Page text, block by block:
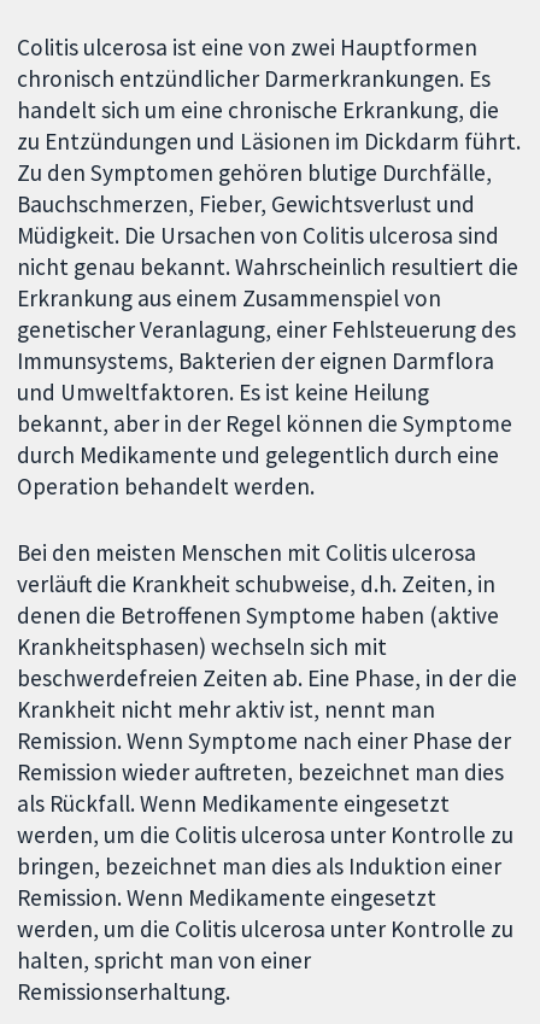
Colitis ulcerosa ist eine von zwei Hauptformen
chronisch entzündlicher Darmerkrankungen. Es
handelt sich um eine chronische Erkrankung, die
zu Entzündungen und Läsionen im Dickdarm führt.
Zu den Symptomen gehören blutige Durchfälle,
Bauchschmerzen, Fieber, Gewichtsverlust und
Müdigkeit. Die Ursachen von Colitis ulcerosa sind
nicht genau bekannt. Wahrscheinlich resultiert die
Erkrankung aus einem Zusammenspiel von
genetischer Veranlagung, einer Fehlsteuerung des
Immunsystems, Bakterien der eignen Darmflora
und Umweltfaktoren. Es ist keine Heilung
bekannt, aber in der Regel können die Symptome
durch Medikamente und gelegentlich durch eine
Operation behandelt werden.
Bei den meisten Menschen mit Colitis ulcerosa
verläuft die Krankheit schubweise, d.h. Zeiten, in
denen die Betroffenen Symptome haben (aktive
Krankheitsphasen) wechseln sich mit
beschwerdefreien Zeiten ab. Eine Phase, in der die
Krankheit nicht mehr aktiv ist, nennt man
Remission. Wenn Symptome nach einer Phase der
Remission wieder auftreten, bezeichnet man dies
als Rückfall. Wenn Medikamente eingesetzt
werden, um die Colitis ulcerosa unter Kontrolle zu
bringen, bezeichnet man dies als Induktion einer
Remission. Wenn Medikamente eingesetzt
werden, um die Colitis ulcerosa unter Kontrolle zu
halten, spricht man von einer
Remissionserhaltung.